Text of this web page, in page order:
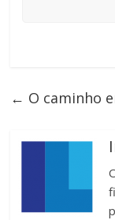
← O caminho